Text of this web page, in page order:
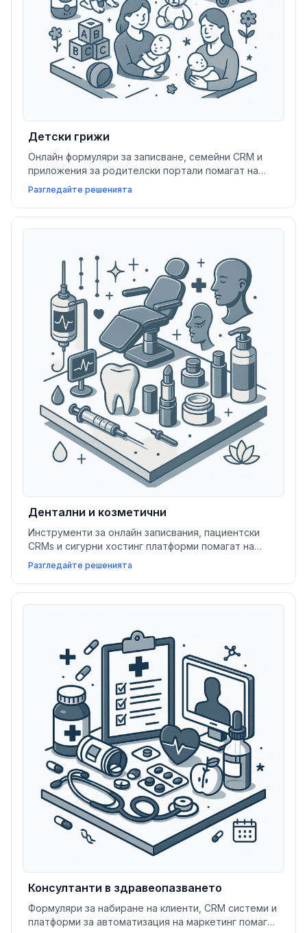
Детски грижи
Онлайн формуляри за записване, семейни CRM и
приложения за родителски портали помагат на
детски градини и младежки услуги да опростят
комуникацията, графиците за събития и
управлението на клиентите.
Разгледайте решенията
Дентални и козметични
Инструменти за онлайн записвания, пациентски
CRMs и сигурни хостинг платформи помагат на
дентални и козметични практики да привличат
нови клиенти, да управляват случаи и да
оптимизират плащанията.
Разгледайте решенията
Консултанти в здравеопазването
Формуляри за набиране на клиенти, CRM системи и
платформи за автоматизация на маркетинг помагат